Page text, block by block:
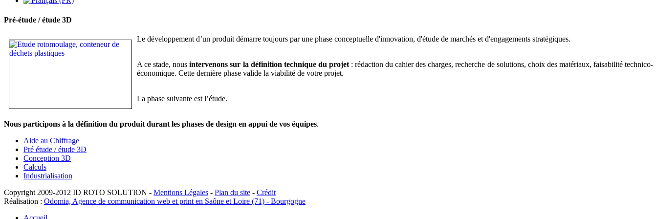
Pré-étude / étude 3D
Le développement d’un produit démarre toujours par une phase conceptuelle d'innovation, d'étude de marchés et d'engagements stratégiques.
A ce stade, nousintervenons sur la définition technique du projet : rédaction du cahier des charges, recherche de solutions, choix des matériaux, faisabilité technico-
économique. Cette dernière phase valide la viabilité de votre projet.
La phase suivante est l’étude.
Nous participons à la définition du produit durant les phases de design en appui de vos équipes.
Aide au Chiffrage
Pré étude / étude 3D
Conception 3D
Calculs
Industrialisation
Copyright 2009-2012 ID ROTO SOLUTION - Mentions Légales - Plan du site - Crédit
Réalisation : Odomia, Agence de communication web et print en Saône et Loire (71) - Bourgogne